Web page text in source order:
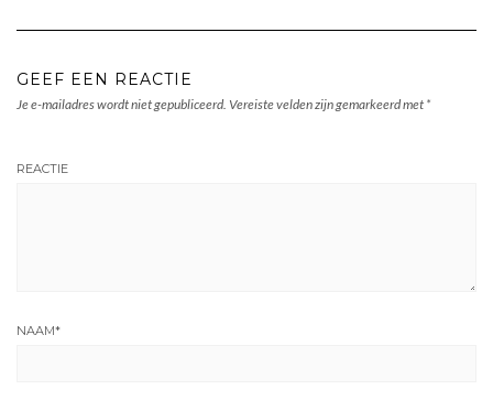
GEEF EEN REACTIE
Je e-mailadres wordt niet gepubliceerd. Vereiste velden zijn gemarkeerd met *
REACTIE
NAAM*